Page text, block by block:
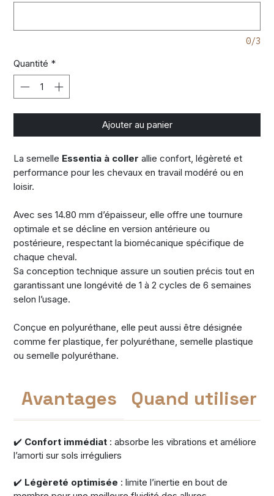
0/3
Quantité *
Ajouter au panier
La semelle Essentia à coller allie confort, légèreté et
performance pour les chevaux en travail modéré ou en
loisir.
Avec ses 14.80 mm d’épaisseur, elle offre une tournure
optimale et se décline en version antérieure ou
postérieure, respectant la biomécanique spécifique de
chaque cheval.
Sa conception technique assure un soutien précis tout en
garantissant une longévité de 1 à 2 cycles de 6 semaines
selon l’usage.
Conçue en polyuréthane, elle peut aussi être désignée
comme fer plastique, fer polyuréthane, semelle plastique
ou semelle polyuréthane.
Avantages Quand utiliser
✔️ Confort immédiat : absorbe les vibrations et améliore
l’amorti sur sols irréguliers
✔️ Légèreté optimisée : limite l’inertie en bout de